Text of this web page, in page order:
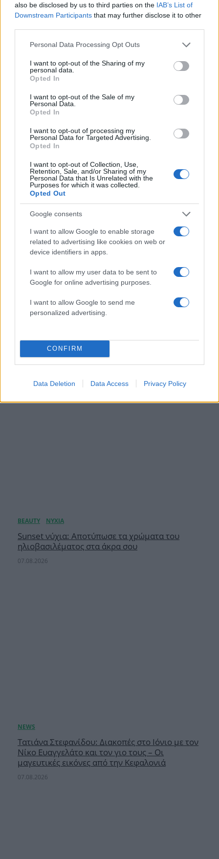
also be disclosed by us to third parties on the IAB’s List of
Downstream Participants that may further disclose it to other
Please note that this website/app uses one or more Google
not limited to your visit or usage behaviour. You may click to
grant or deny consent to Google and its third-party tags to
use your data for below specified purposes in below Google
consent section.
Personal Data Processing Opt Outs
I want to opt-out of the Sharing of my
personal data.
Opted In
I want to opt-out of the Sale of my
Personal Data.
Opted In
I want to opt-out of processing my
Personal Data for Targeted Advertising.
Opted In
I want to opt-out of Collection, Use,
Retention, Sale, and/or Sharing of my
Personal Data that Is Unrelated with the
Purposes for which it was collected.
Opted Out
Google consents
I want to allow Google to enable storage
related to advertising like cookies on web or
device identifiers in apps.
I want to allow my user data to be sent to
Google for online advertising purposes.
I want to allow Google to send me
personalized advertising.
CONFIRM
Data Deletion Data Access Privacy Policy
Khloé Kardashian: Με το απόλυτο curly
07.08.2026
Φίλιππος Μιχόπουλος – Κωνσταντίνα
ποζάρουν στο ηλιοβασίλεμα της Σαντορίνης
07.08.2026
Sunset νύχια: Αποτύπωσε τα χρώματα του
ηλιοβασιλέματος στα άκρα σου
07.08.2026
Τατιάνα Στεφανίδου: Διακοπές στο Ιόνιο με τον
Νίκο Ευαγγελάτο και τον γιο τους – Οι
μαγευτικές εικόνες από την Κεφαλονιά
07.08.2026